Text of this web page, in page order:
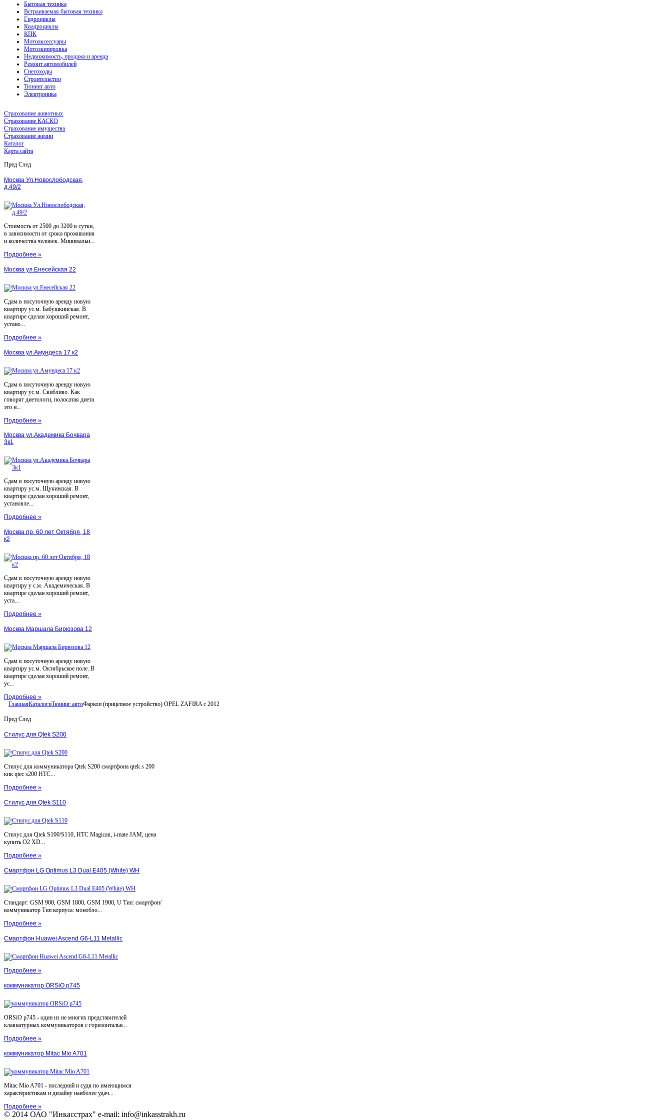
Бытовая техника
Встраиваемая бытовая техника
Гидроциклы
Квадроциклы
КПК
Мотоаксессуары
Мотоэкипировка
Недвижимость, продажа и аренда
Ремонт автомобилей
Снегоходы
Строительство
Тюнинг авто
Электроника
Страхование животных
Страхование КАСКО
Страхование имущества
Страхование жизни
Каталог
Карта сайта
Пред След
Москва Ул.Новослободская,
д.49/2
Стоимость от 2500 до 3200 в сутки,
в зависимости от срока проживания
и количества человек. Минимальн...
Подробнее »
Москва ул.Енесейская 22
Сдам в посуточную аренду новую
квартиру ус.м. Бабушкинская. В
квартире сделан хороший ремонт,
устано...
Подробнее »
Москва ул.Амундеса 17 к2
Сдам в посуточную аренду новую
квартиру ус.м. Свибливо. Как
говорят диетологи, полосатая диета
это н...
Подробнее »
Москва ул.Академика Бочвара
3к1
Сдам в посуточную аренду новую
квартиру ус.м. Щукинская. В
квартире сделан хороший ремонт,
установле...
Подробнее »
Москва пр. 60 лет Октября, 18
к2
Сдам в посуточную аренду новую
квартиру у с.м. Академическая. В
квартире сделан хороший ремонт,
уста...
Подробнее »
Москва Маршала Бирюзова 12
Сдам в посуточную аренду новую
квартиру ус.м. Октябрьское поле. В
квартире сделан хороший ремонт,
ус...
Подробнее »
ГлавнаяКаталогиТюнинг автоФаркоп (прицепное устройство) OPEL ZAFIRA с 2012
Пред След
Стилус для Qtek S200
Стилус для коммуникатора Qtek S200 смартфона qtek s 200
кпк qtec s200 HTC...
Подробнее »
Стилус для Qtek S110
Стилус для Qtek S100/S110, HTC Magican, i-mate JAM, цена
купить O2 XD...
Подробнее »
Смартфон LG Optimus L3 Dual E405 (White) WH
Стандарт: GSM 900, GSM 1800, GSM 1900, U Тип: смартфон/
коммуникатор Тип корпуса: монобло...
Подробнее »
Смартфон Huawei Ascend G6-L11 Metallic
Подробнее »
коммуникатор ORSiO p745
ORSiO p745 - один из не многих представителей
клавиатурных коммуникаторов с горизонтальн...
Подробнее »
коммуникатор Mitac Mio A701
Mitac Mio A701 - последний и судя по имеющимся
характеристикам и дизайну наиболее удач...
Подробнее »
© 2014 ОАО "Инкасстрах" e-mail: info@inkasstrakh.ru